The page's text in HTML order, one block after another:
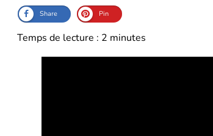
Share Pin
Temps de lecture : 2 minutes